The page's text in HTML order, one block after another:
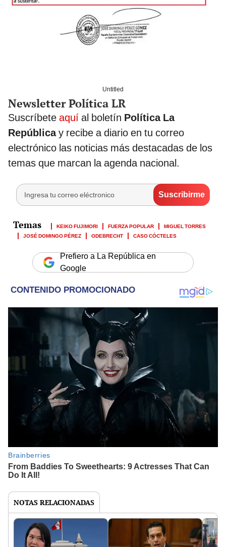
Untitled
Newsletter Política LR
Suscríbete aquí al boletín Política La
Repúblicay recibe a diario en tu correo
electrónico las noticias más destacadas de los
temas que marcan la agenda nacional.
KEIKO FUJIMORI FUERZA POPULAR
MIGUEL TORRES
JOSÉ DOMINGO PÉREZ
ODEBRECHT CASO CÓCTELES
Prefiero a La República en
Google
NOTAS RELACIONADAS